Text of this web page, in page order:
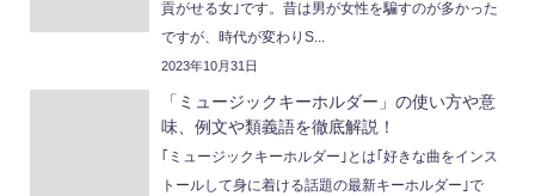
貢がせる女｣です。昔は男が女性を騙すのが多かった
ですが、時代が変わりS...
2023年10月31日
「ミュージックキーホルダー」の使い方や意
味、例文や類義語を徹底解説！
｢ミュージックキーホルダー｣とは｢好きな曲をインス
トールして身に着ける話題の最新キーホルダー｣で